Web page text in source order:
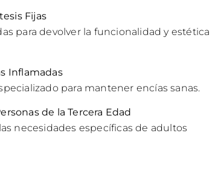
Fijas
para devolver la funcionalidad y estética
Inflamadas
para mantener encías sanas.
de la Tercera Edad
necesidades específicas de adultos